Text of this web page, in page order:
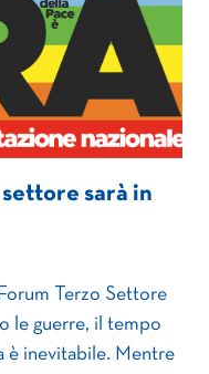
sarà in
Terzo Settore
le guerre, il tempo
è inevitabile. Mentre